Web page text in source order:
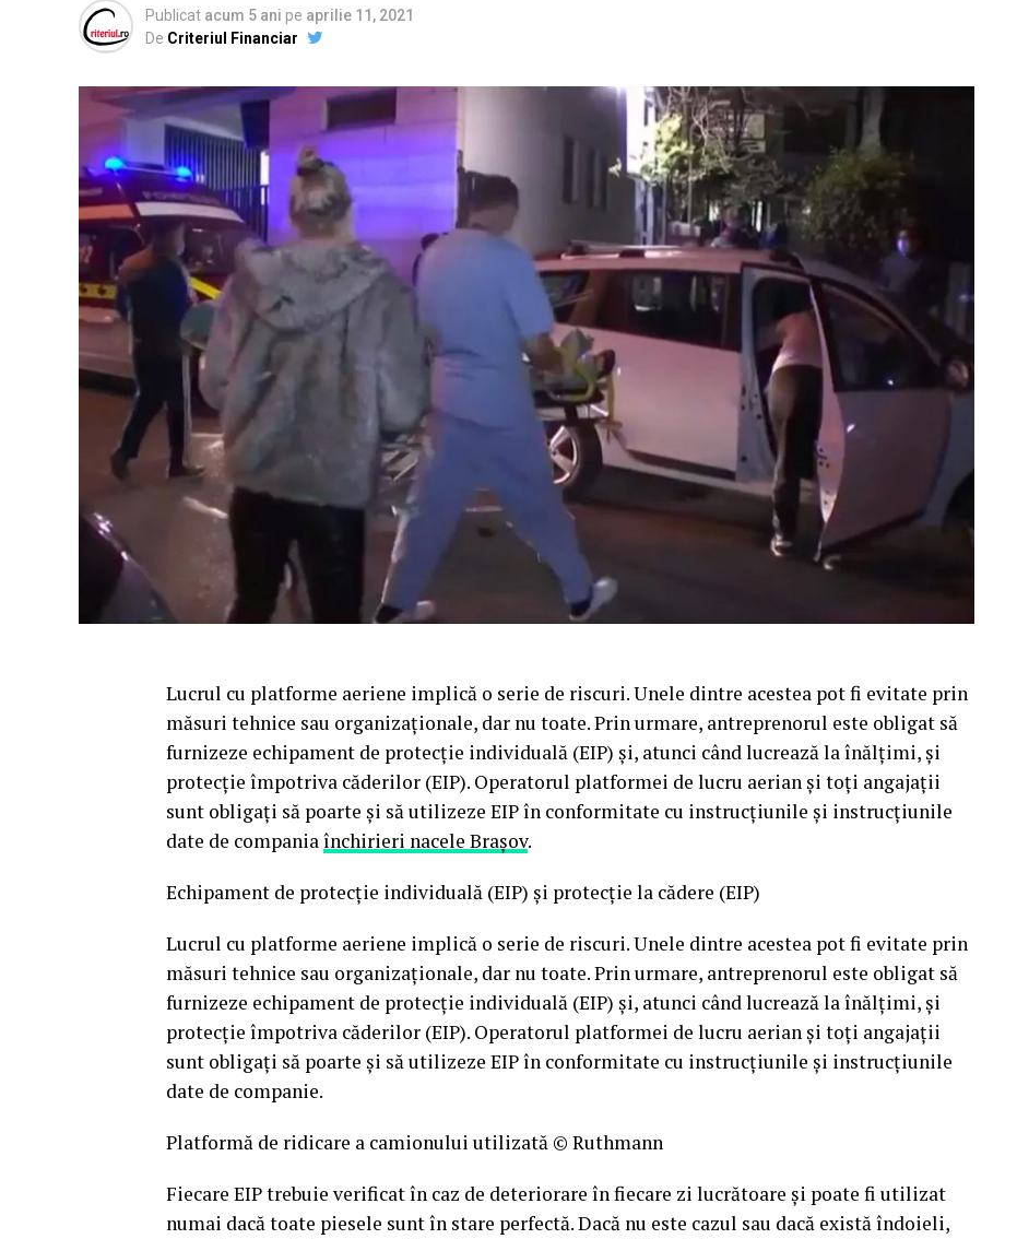
Publicat acum 5 ani pe aprilie 11, 2021
De Criteriul Financiar
Lucrul cu platforme aeriene implică o serie de riscuri. Unele dintre acestea pot fi evitate prin
măsuri tehnice sau organizaționale, dar nu toate. Prin urmare, antreprenorul este obligat să
furnizeze echipament de protecție individuală (EIP) și, atunci când lucrează la înălțimi, și
protecție împotriva căderilor (EIP). Operatorul platformei de lucru aerian și toți angajații
sunt obligați să poarte și să utilizeze EIP în conformitate cu instrucțiunile și instrucțiunile
date de companiaînchirieri nacele Brașov.
Echipament de protecție individuală (EIP) și protecție la cădere (EIP)
Lucrul cu platforme aeriene implică o serie de riscuri. Unele dintre acestea pot fi evitate prin
măsuri tehnice sau organizaționale, dar nu toate. Prin urmare, antreprenorul este obligat să
furnizeze echipament de protecție individuală (EIP) și, atunci când lucrează la înălțimi, și
protecție împotriva căderilor (EIP). Operatorul platformei de lucru aerian și toți angajații
sunt obligați să poarte și să utilizeze EIP în conformitate cu instrucțiunile și instrucțiunile
date de companie.
Platformă de ridicare a camionului utilizată © Ruthmann
Fiecare EIP trebuie verificat în caz de deteriorare în fiecare zi lucrătoare și poate fi utilizat
numai dacă toate piesele sunt în stare perfectă. Dacă nu este cazul sau dacă există îndoieli,